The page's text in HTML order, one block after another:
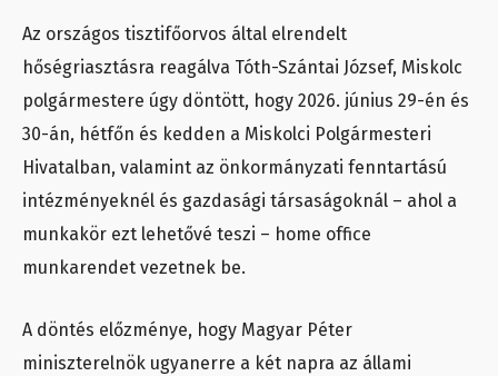
Az országos tisztifőorvos által elrendelt
hőségriasztásra reagálva Tóth-Szántai József, Miskolc
polgármestere úgy döntött, hogy 2026. június 29-én és
30-án, hétfőn és kedden a Miskolci Polgármesteri
Hivatalban, valamint az önkormányzati fenntartású
intézményeknél és gazdasági társaságoknál – ahol a
munkakör ezt lehetővé teszi – home office
munkarendet vezetnek be.
A döntés előzménye, hogy Magyar Péter
miniszterelnök ugyanerre a két napra az állami